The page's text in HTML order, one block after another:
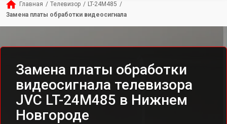
Главная / Телевизор / LT-24M485 /
Замена платы обработки видеосигнала
Замена платы обработки
видеосигнала телевизора
JVC LT-24M485 в Нижнем
Новгороде